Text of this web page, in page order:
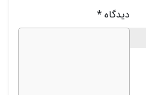
دیدگاه*